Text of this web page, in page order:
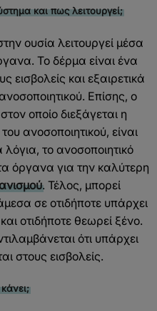
και πως λειτουργεί;
ουσία λειτουργεί μέσα
Το δέρμα είναι ένα
εισβολείς και εξαιρετικά
Επίσης, ο
οποίο διεξάγεται η
ανοσοποιητικού, είναι
το ανοσοποιητικό
όργανα για την καλύτερη
. Τέλος, μπορεί
σε οτιδήποτε υπάρχει
οτιδήποτε θεωρεί ξένο.
ότι υπάρχει
στους εισβολείς.